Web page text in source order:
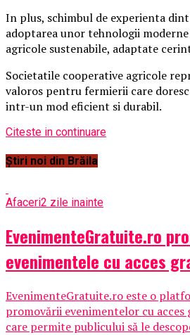
In plus, schimbul de experienta
adoptarea unor tehnologii
agricole sustenabile, adaptate
Societatile cooperative agricole
valoros pentru fermierii care
intr-un mod eficient si durabil.
Citeste in continuare
Știri noi din Brăila
Afaceri2 zile inainte
EvenimenteGratuite.ro
evenimentele cu acces
EvenimenteGratuite.ro este o
promovării evenimentelor cu acces
care permite publicului să le